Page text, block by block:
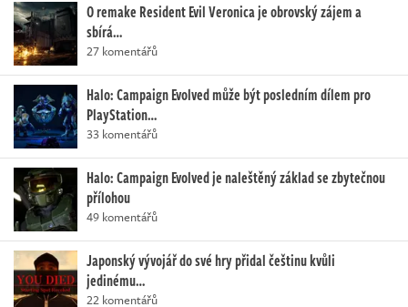
O remake Resident Evil Veronica je obrovský zájem a
sbírá…
27 komentářů
Halo: Campaign Evolved může být posledním dílem pro
PlayStation…
33 komentářů
Halo: Campaign Evolved je naleštěný základ se zbytečnou
přílohou
49 komentářů
Japonský vývojář do své hry přidal češtinu kvůli
jedinému…
22 komentářů